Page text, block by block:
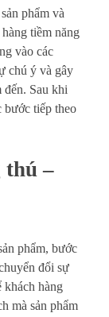
phẩm và
tiềm năng
vào các
chú ý và gây
Sau khi
bước tiếp theo
thú –
phẩm, bước
đổi sự
hàng
mà sản phẩm